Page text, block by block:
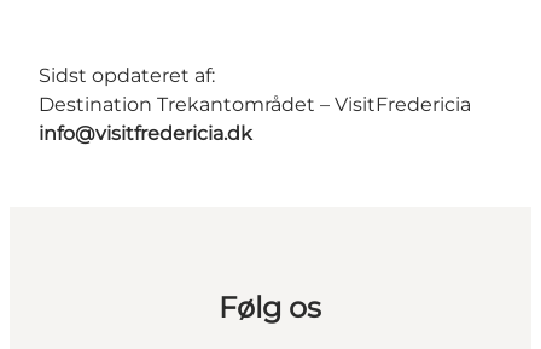
Sidst opdateret af:
Destination Trekantområdet – VisitFredericia
info@visitfredericia.dk
Følg os